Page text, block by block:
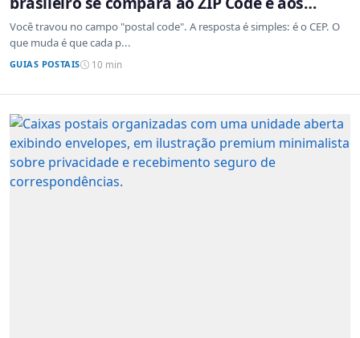
sistemas de outros países
Você travou no campo "postal code". A resposta é simples: é o CEP. O
que muda é que cada p...
GUIAS POSTAIS 10 min